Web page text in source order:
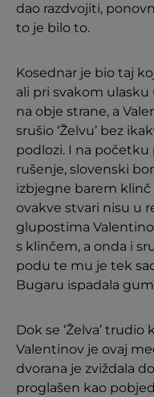
dao razdvojiti,
to je bilo to.
Kosednar je bio taj
ali pri svakom
na obje strane, a
srušio ‘Želvu’ bez
podlozi. I na
rušenje, slovenski
izbjegne barem klinč
ovakve stvari nisu u
glupostima
s klinčem, a onda i
podu te mu je tek
Bugaru ispadala
Dok se ‘Želva’
Valentinov je ovaj
dvorana je zviždala
proglašen kao